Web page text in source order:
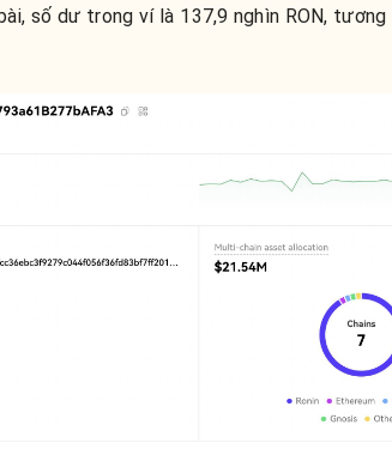
số dư trong ví là 137,9 nghìn RON,